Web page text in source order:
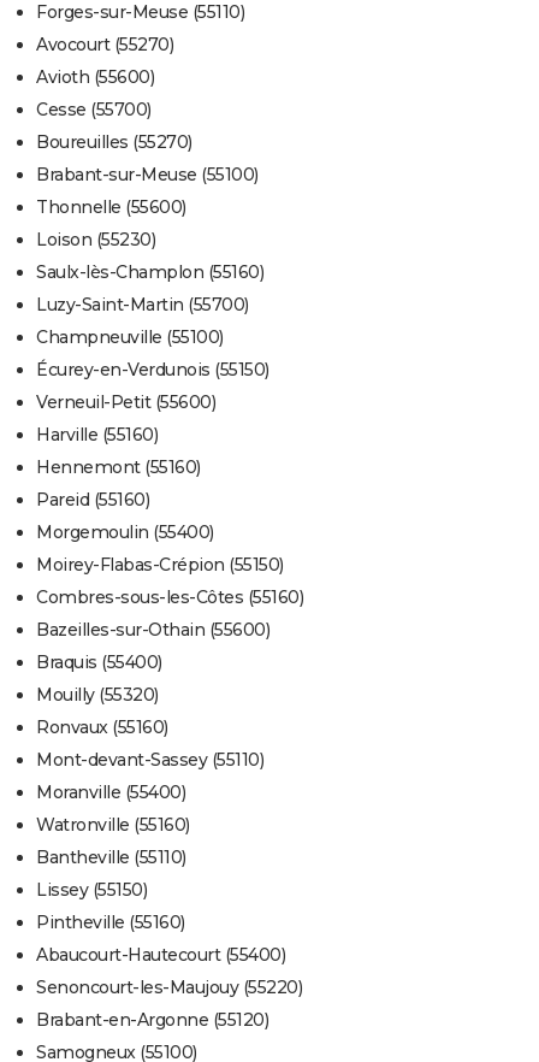
Forges-sur-Meuse (55110)
Avocourt (55270)
Avioth (55600)
Cesse (55700)
Boureuilles (55270)
Brabant-sur-Meuse (55100)
Thonnelle (55600)
Loison (55230)
Saulx-lès-Champlon (55160)
Luzy-Saint-Martin (55700)
Champneuville (55100)
Écurey-en-Verdunois (55150)
Verneuil-Petit (55600)
Harville (55160)
Hennemont (55160)
Pareid (55160)
Morgemoulin (55400)
Moirey-Flabas-Crépion (55150)
Combres-sous-les-Côtes (55160)
Bazeilles-sur-Othain (55600)
Braquis (55400)
Mouilly (55320)
Ronvaux (55160)
Mont-devant-Sassey (55110)
Moranville (55400)
Watronville (55160)
Bantheville (55110)
Lissey (55150)
Pintheville (55160)
Abaucourt-Hautecourt (55400)
Senoncourt-les-Maujouy (55220)
Brabant-en-Argonne (55120)
Samogneux (55100)